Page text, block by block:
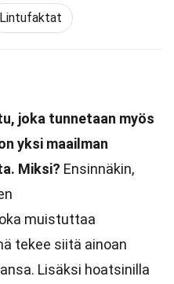
Lintufaktat
joka tunnetaan myös
yksi maailman
Miksi? Ensinnäkin,
muistuttaa
tekee siitä ainoan
Lisäksi hoatsinilla